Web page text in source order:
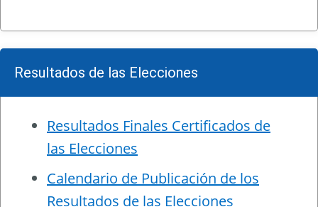
Resultados de las Elecciones
Resultados Finales Certificados de
las Elecciones
Calendario de Publicación de los
Resultados de las Elecciones